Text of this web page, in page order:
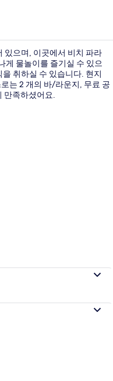
정원
있으며, 이곳에서 비치 파라
게 물놀이를 즐기실 수 있으
취하실 수 있습니다. 현지
는 2 개의 바/라운지, 무료 공
만족하셨어요.